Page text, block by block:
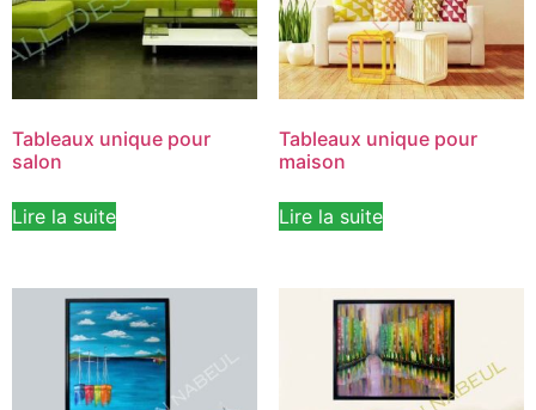
Tableaux unique pour
salon
Lire la suite
Tableaux unique pour
maison
Lire la suite